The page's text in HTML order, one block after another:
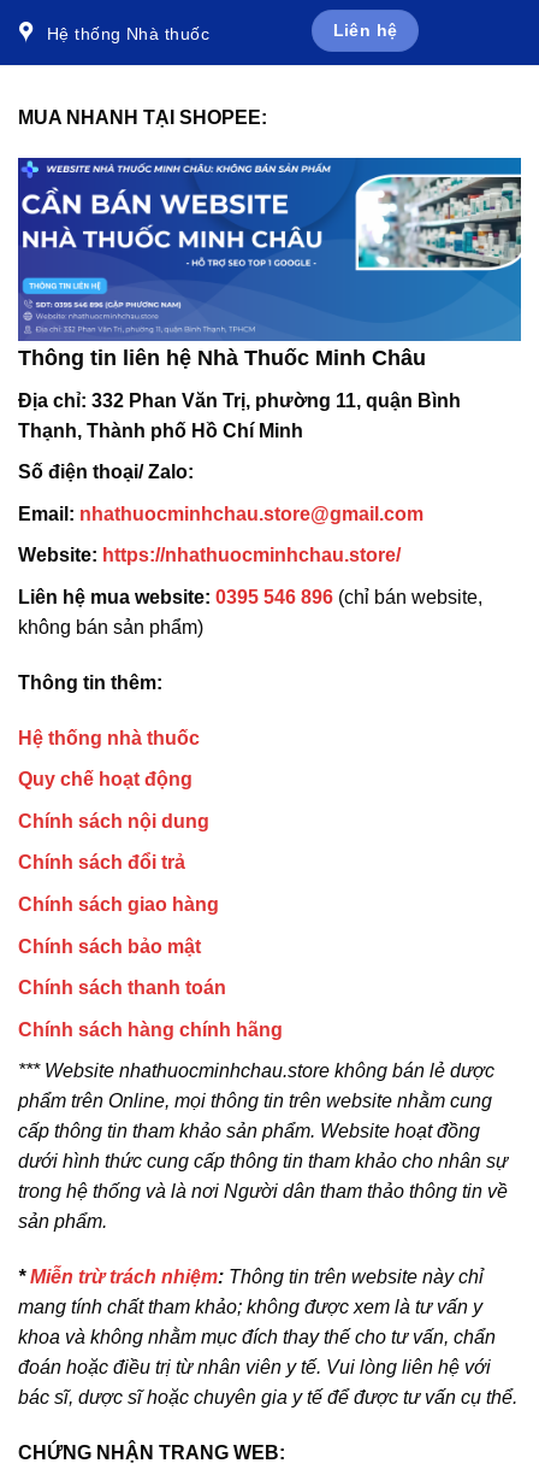
Hệ thống Nhà thuốc Liên hệ
MUA NHANH TẠI SHOPEE:
Thông tin liên hệ Nhà Thuốc Minh Châu
Địa chỉ: 332 Phan Văn Trị, phường 11, quận Bình
Thạnh, Thành phố Hồ Chí Minh
Số điện thoại/ Zalo:
Email: nhathuocminhchau.store@gmail.com
Website: https://nhathuocminhchau.store/
Liên hệ mua website: 0395 546 896 (chỉ bán website,
không bán sản phẩm)
Thông tin thêm:
Hệ thống nhà thuốc
Quy chế hoạt động
Chính sách nội dung
Chính sách đổi trả
Chính sách giao hàng
Chính sách bảo mật
Chính sách thanh toán
Chính sách hàng chính hãng
*** Website nhathuocminhchau.store không bán lẻ dược
phẩm trên Online, mọi thông tin trên website nhằm cung
cấp thông tin tham khảo sản phẩm. Website hoạt đồng
dưới hình thức cung cấp thông tin tham khảo cho nhân sự
trong hệ thống và là nơi Người dân tham thảo thông tin về
sản phẩm.
*Miễn trừ trách nhiệm: Thông tin trên website này chỉ
mang tính chất tham khảo; không được xem là tư vấn y
khoa và không nhằm mục đích thay thế cho tư vấn, chẩn
đoán hoặc điều trị từ nhân viên y tế. Vui lòng liên hệ với
bác sĩ, dược sĩ hoặc chuyên gia y tế để được tư vấn cụ thể.
CHỨNG NHẬN TRANG WEB: